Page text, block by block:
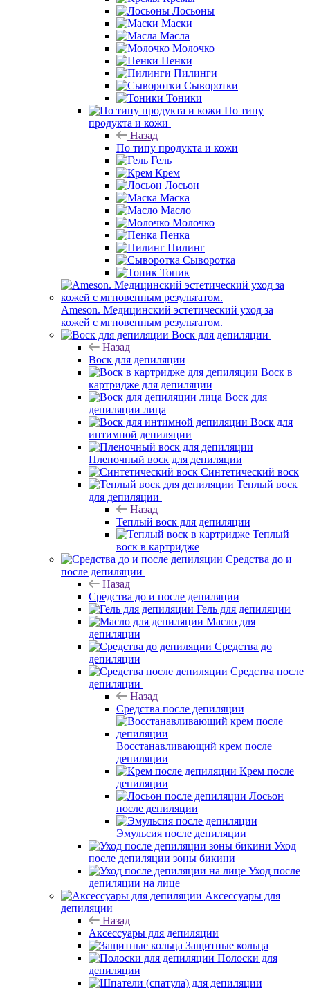
Лосьоны
Маски
Масла
Молочко
Пенки
Пилинги
Сыворотки
Тоники
По типу
продукта и кожи
Назад
По типу продукта и кожи
Гель
Крем
Лосьон
Маска
Масло
Молочко
Пенка
Пилинг
Сыворотка
Тоник
Ameson. Медицинский эстетический уход за
кожей с мгновенным результатом.
Воск для депиляции
Назад
Воск для депиляции
Воск в
картридже для депиляции
Воск для
депиляции лица
Воск для
интимной депиляции
Пленочный воск для депиляции
Синтетический воск
Теплый воск
для депиляции
Назад
Теплый воск для депиляции
Теплый
воск в картридже
Средства до и
после депиляции
Назад
Средства до и после депиляции
Гель для депиляции
Масло для
депиляции
Средства до
депиляции
Средства после
депиляции
Назад
Средства после депиляции
Восстанавливающий крем после
депиляции
Крем после
депиляции
Лосьон
после депиляции
Эмульсия после депиляции
Уход
после депиляции зоны бикини
Уход после
депиляции на лице
Аксессуары для
депиляции
Назад
Аксессуары для депиляции
Защитные кольца
Полоски для
депиляции